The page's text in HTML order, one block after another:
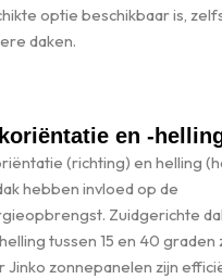
optie beschikbaar is,
daken.
en -
(richting) en helling
hebben invloed op de
Zuidgerichte
tussen 15 en 40 graden
Jinko zonnepanelen zijn